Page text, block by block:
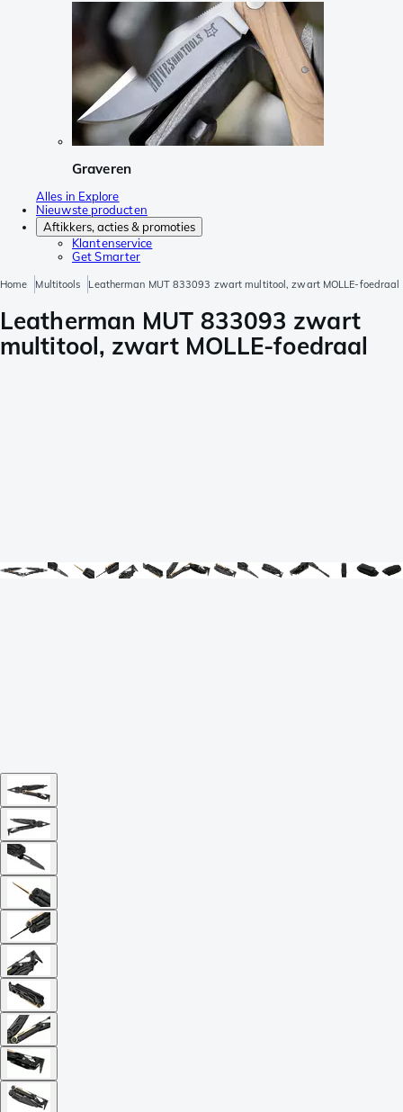
Graveren
Alles in Explore
Nieuwste producten
Aftikkers, acties & promoties
Klantenservice
Get Smarter
Home Multitools Leatherman MUT 833093 zwart multitool, zwart MOLLE-foedraal
Leatherman MUT 833093 zwart
multitool, zwart MOLLE-foedraal